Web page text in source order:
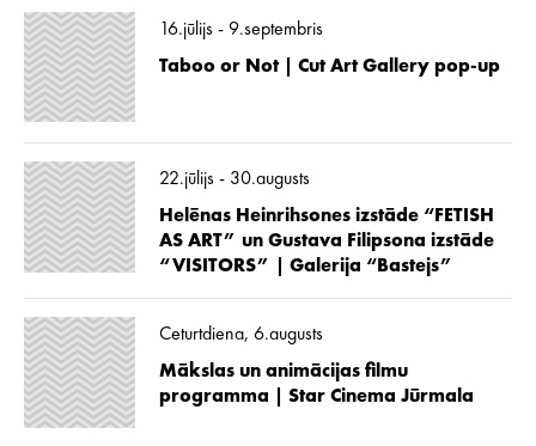
16.jūlijs - 9.septembris
Taboo or Not | Cut Art Gallery pop-up
22.jūlijs - 30.augusts
Helēnas Heinrihsones izstāde “FETISH
AS ART” un Gustava Filipsona izstāde
“VISITORS” | Galerija “Bastejs”
Ceturtdiena, 6.augusts
Mākslas un animācijas filmu
programma | Star Cinema Jūrmala